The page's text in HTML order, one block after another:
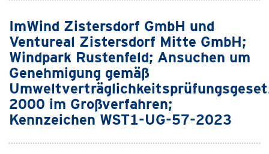
ImWind Zistersdorf GmbH und
Ventureal Zistersdorf Mitte GmbH;
Windpark Rustenfeld; Ansuchen um
Genehmigung gemäß
2000 im Großverfahren;
Kennzeichen WST1-UG-57-2023